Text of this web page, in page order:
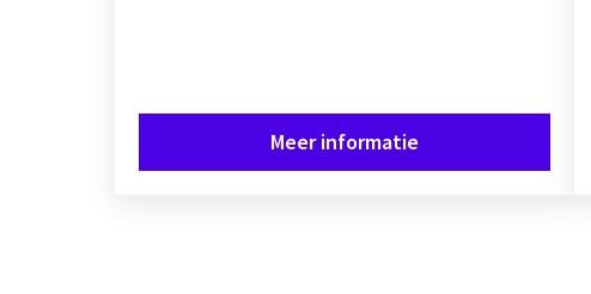
Meer informatie